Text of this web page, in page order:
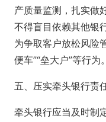
产质量监测，扎实做
不得盲目依赖其他银
为争取客户放松风险
便车”“垒大户”等行为。
五、压实牵头银行责
牵头银行应当及时制